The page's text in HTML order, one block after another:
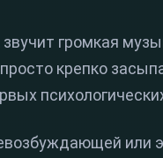
громкая
крепко
или